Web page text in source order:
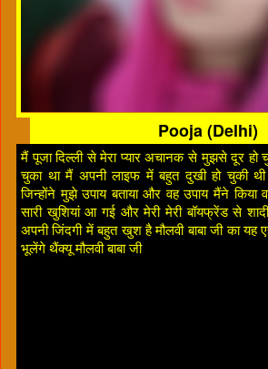
Pooja (Delhi)
मैं पूजा दिल्ली से मेरा प्यार अचानक से मुझसे दूर हो
चुका था मैं अपनी लाइफ में बहुत दुखी हो चुकी थी
जिन्होंने मुझे उपाय बताया और वह उपाय मैंने किया
सारी खुशियां आ गई और मेरी मेरी बॉयफ्रेंड से
अपनी जिंदगी में बहुत खुश है मौलवी बाबा जी का यह
भूलेंगे थैंक्यू मौलवी बाबा जी